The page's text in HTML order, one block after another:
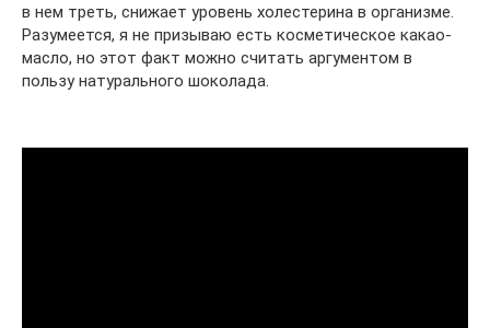
в нем треть, снижает уровень холестерина в организме.
Разумеется, я не призываю есть косметическое какао-
масло, но этот факт можно считать аргументом в
пользу натурального шоколада.